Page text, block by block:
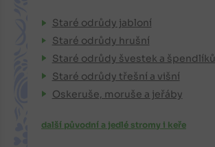
Staré odrůdy jabloní
Staré odrůdy hrušní
Staré odrůdy švestek a špendlíků
Staré odrůdy třešní a višní
Oskeruše, moruše a jeřáby
další původní a jedlé stromy i keře